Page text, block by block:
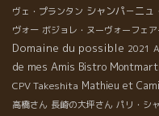
ヴェ・プランタン シャンパ－ニュ
ヴォー ボジョレ・ヌーヴォーフェア
Domaine du possible 2021
de mes Amis Bistro
CPV Takeshita Mathieu et
高橋さん 長崎の大坪さん パリ・シ